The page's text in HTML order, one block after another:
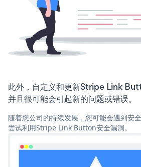
此外，自定义和更新Stripe Link
并且很可能会引起新的问题或错误。
随着您公司的持续发展，您可能会遇到安
尝试利用Stripe Link Button安全漏洞。